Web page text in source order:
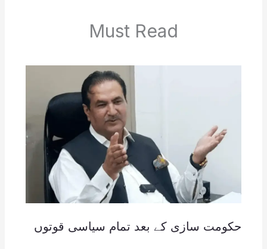
Must Read
حکومت سازی کے بعد تمام سیاسی قوتوں